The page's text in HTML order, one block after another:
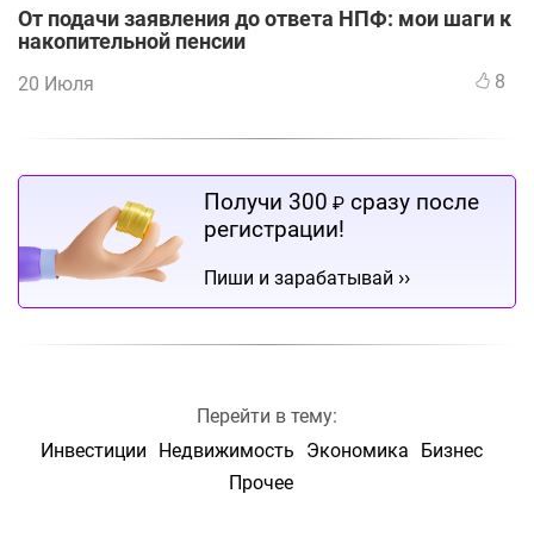
От подачи заявления до ответа НПФ: мои шаги к
накопительной пенсии
20 Июля 8
Получи 300 ₽ сразу после
регистрации!
Пиши и зарабатывай ››
Перейти в тему:
Инвестиции
Недвижимость Экономика
Бизнес
Прочее